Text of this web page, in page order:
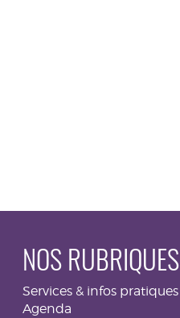
NOS RUBRIQUES
Services & infos pratiques
Agenda